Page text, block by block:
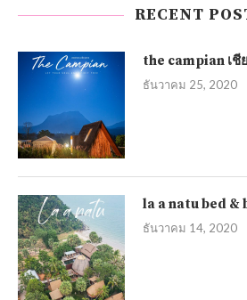
RECENT
the campian เชี
ธันวาคม 25, 2020
la a natu bed &
ธันวาคม 14, 2020